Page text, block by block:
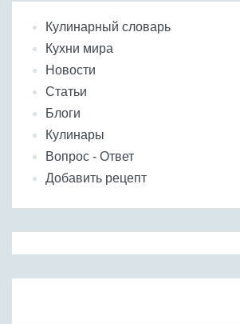
Кулинарный словарь
Кухни мира
Новости
Статьи
Блоги
Кулинары
Вопрос - Ответ
Добавить рецепт